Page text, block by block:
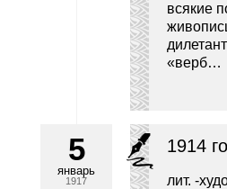
всякие
«верб…
5
январь
1917
1914
лит. -